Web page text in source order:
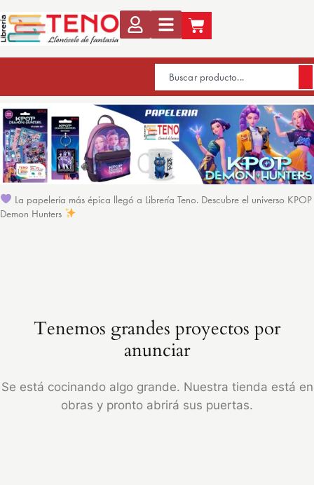
La papelería más épica llegó a Librería Teno. Descubre el universo KPOP
Demon Hunters
Tenemos grandes proyectos por
anunciar
Se está cocinando algo grande. Nuestra tienda está en
obras y pronto abrirá sus puertas.